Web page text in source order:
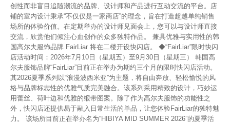
创性而非盲目追随潮流的品牌、设计师和产品进行互动交流的平台。店
铺的室内设计秉承“不仅仅是一家商店”的理念，旨在打造超越单纯销售
场所的体验价值。在定期举办的设计师见面会上，您可以与设计师直接
交流，欣赏他们倾注心血创作的众多独特作品。 兼具优雅与实用性的韩
国高尔夫服饰品牌 FairLiar 将在二楼开设快闪店。 ◆“FairLiar”限时快闪
店活动时间：2026年7月10日（星期五）至9月30日（星期三） 韩国高
尔夫服饰品牌“FairLiar”目前正在举办为期约三个月的限时快闪店活动。
其2026夏季系列以“浪漫波西米亚”为主题，将自由奔放、轻松愉悦的风
格与品牌标志性的优雅气质完美融合。该系列采用精致的设计，巧妙运
用蕾丝、荷叶边和优雅的缎带图案。除了作为高尔夫服饰的功能性之
外，快闪店还提供易于融入日常生活的单品，让您体验FairLiar的独特魅
力。 该场所目前正在举办名为“HIBIYA MID SUMMER 2026”的夏季活